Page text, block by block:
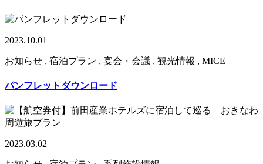
2023.10.01
お知らせ , 宿泊プラン , 宴会・会議 , 観光情報 , MICE
パンフレットダウンロード
2023.03.02